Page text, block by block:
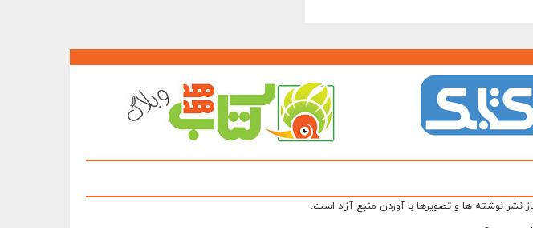
نشر نوشته ها و تصویرها با آوردن منبع آزاد است.